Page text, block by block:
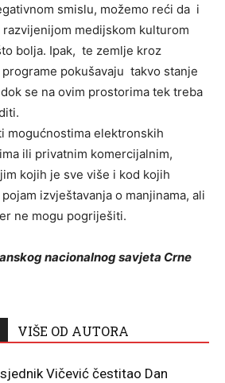
smislu, možemo reći da i
razvijenijom medijskom kulturom
bolja. Ipak, te zemlje kroz
pokušavaju takvo stanje
se na ovim prostorima tek treba
mogućnostima elektronskih
ili privatnim komercijalnim,
kojih je sve više i kod kojih
izvještavanja o manjinama, ali
ne mogu pogriješiti.
nacionalnog savjeta Crne
VIŠE OD AUTORA
Vičević čestitao Dan